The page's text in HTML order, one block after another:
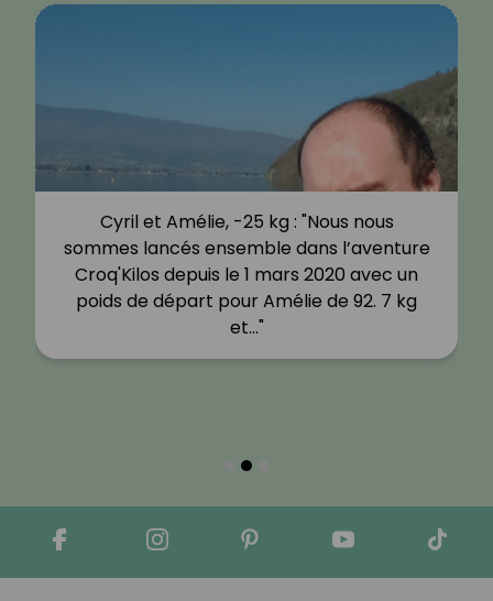
Cyril et Amélie, -25 kg : "Nous nous
sommes lancés ensemble dans l’aventure
Croq'Kilos depuis le 1 mars 2020 avec un
poids de départ pour Amélie de 92. 7 kg
et…"